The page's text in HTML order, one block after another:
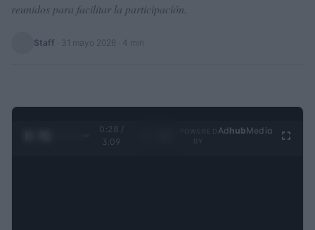
reunidos para facilitar la participación.
Staff 31 mayo 2026 · 4 min
0:28 /
3:09
Ad hubMedia